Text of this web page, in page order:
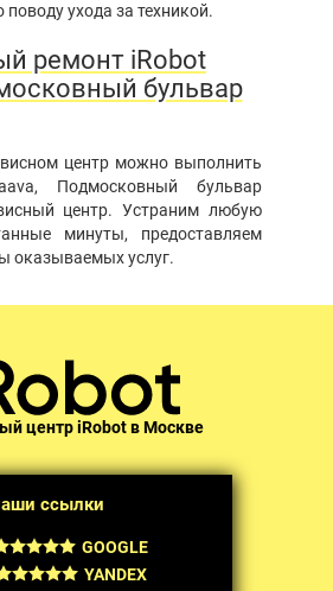
поводу ухода за техникой.
ремонт iRobot
бульвар
центр можно выполнить
Подмосковный бульвар
центр. Устраним любую
минуты, предоставляем
оказываемых услуг.
центр iRobot в Москве
ссылки
GOOGLE
YANDEX